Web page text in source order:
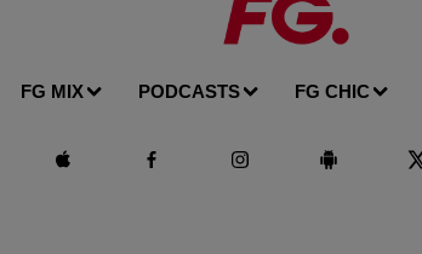
FG MIX PODCASTS FG CHIC